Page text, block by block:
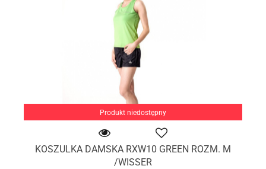
Produkt niedostępny
KOSZULKA DAMSKA RXW10 GREEN ROZM. M
/WISSER